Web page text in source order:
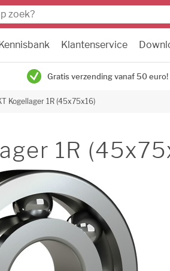
Klantenservice
Gratis verzending vanaf 50 euro!
Kogellager 1R (45x75x16)
1R